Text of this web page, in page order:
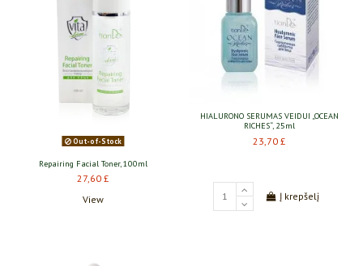
Out-of-Stock
Repairing Facial Toner, 100ml
27,60 £
View
HIALURONO SERUMAS VEIDUI „OCEAN
RICHES“, 25ml
23,70 £
Į krepšelį